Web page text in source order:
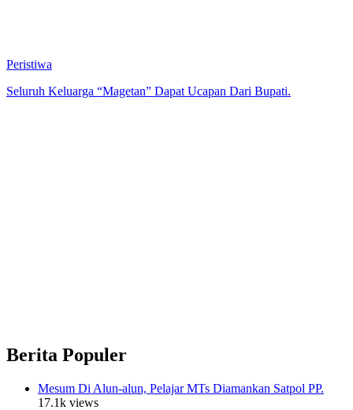
Peristiwa
Seluruh Keluarga “Magetan” Dapat Ucapan Dari Bupati.
Berita Populer
Mesum Di Alun-alun, Pelajar MTs Diamankan Satpol PP.
17.1k views